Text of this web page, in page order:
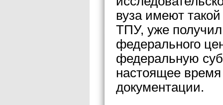
вуза имеют
ТПУ, уже
федерального
федеральную
настоящее время
документации.